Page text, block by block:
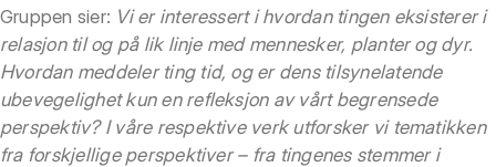
Gruppen sier: Vi er interessert i hvordan tingen eksisterer i
relasjon til og på lik linje med mennesker, planter og dyr.
Hvordan meddeler ting tid, og er dens tilsynelatende
ubevegelighet kun en refleksjon av vårt begrensede
perspektiv? I våre respektive verk utforsker vi tematikken
fra forskjellige perspektiver – fra tingenes stemmer i